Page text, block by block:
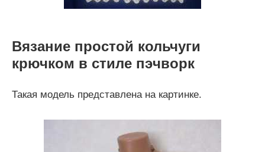
Вязание простой кольчуги
крючком в стиле пэчворк
Такая модель представлена на картинке.